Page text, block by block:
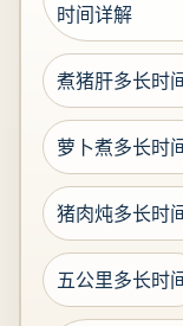
时间详解
煮猪肝多长时
萝卜煮多长时
猪肉炖多长时
五公里多长时